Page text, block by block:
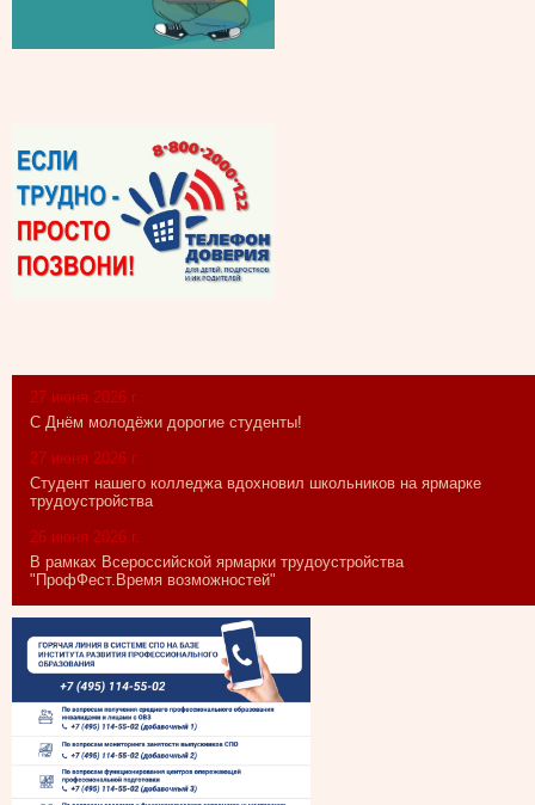
27 июня 2026 г.
С Днём молодёжи дорогие студенты!
27 июня 2026 г.
Студент нашего колледжа вдохновил школьников на ярмарке
трудоустройства
26 июня 2026 г.
В рамках Всероссийской ярмарки трудоустройства
"ПрофФест.Время возможностей"